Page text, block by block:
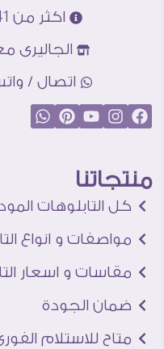
اكثر من 31241 تابلوه مودرن
الجاليرى
اتصال / واتس اب :
منتجاتنا
كل التابلوهات
مواصفات و انواع
مقاسات و اسعار
ضمان الجودة
متاح للاستلام